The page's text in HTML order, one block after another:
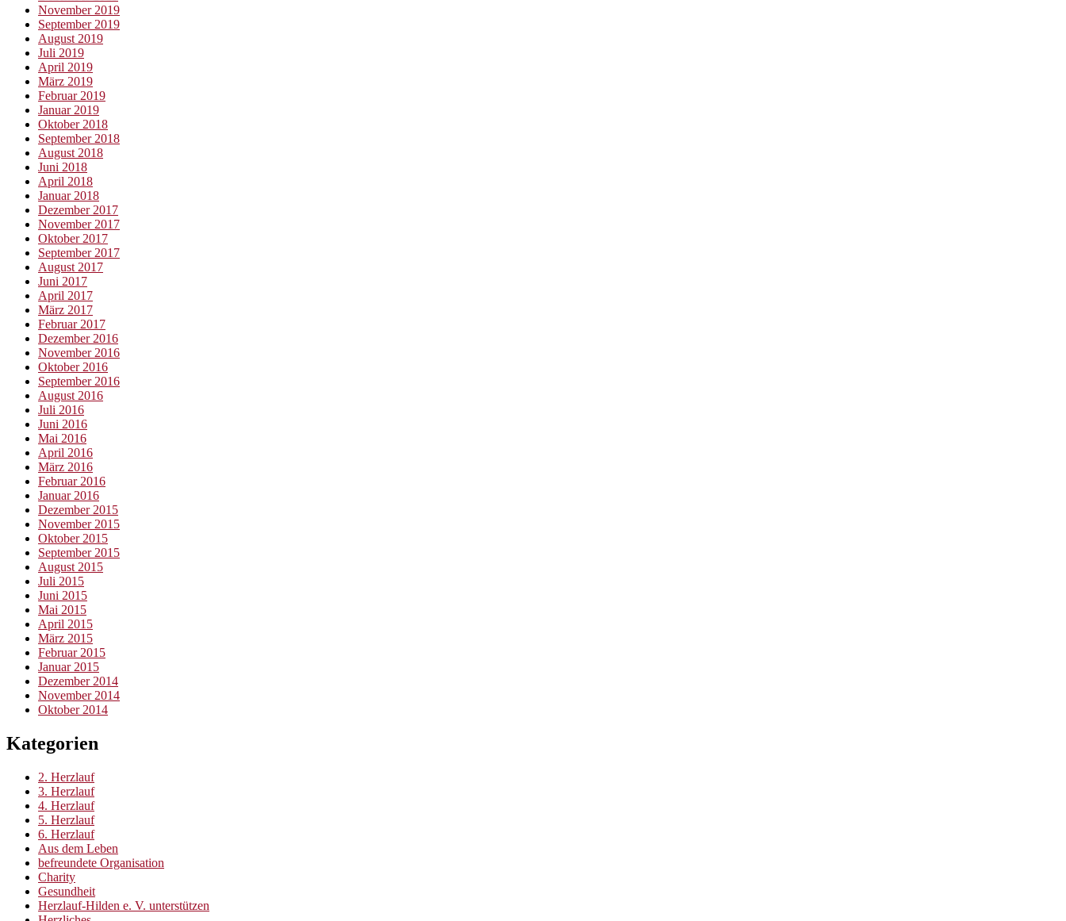
November 2019
September 2019
August 2019
Juli 2019
April 2019
März 2019
Februar 2019
Januar 2019
Oktober 2018
September 2018
August 2018
Juni 2018
April 2018
Januar 2018
Dezember 2017
November 2017
Oktober 2017
September 2017
August 2017
Juni 2017
April 2017
März 2017
Februar 2017
Dezember 2016
November 2016
Oktober 2016
September 2016
August 2016
Juli 2016
Juni 2016
Mai 2016
April 2016
März 2016
Februar 2016
Januar 2016
Dezember 2015
November 2015
Oktober 2015
September 2015
August 2015
Juli 2015
Juni 2015
Mai 2015
April 2015
März 2015
Februar 2015
Januar 2015
Dezember 2014
November 2014
Oktober 2014
Kategorien
2. Herzlauf
3. Herzlauf
4. Herzlauf
5. Herzlauf
6. Herzlauf
Aus dem Leben
befreundete Organisation
Charity
Gesundheit
Herzlauf-Hilden e. V. unterstützen